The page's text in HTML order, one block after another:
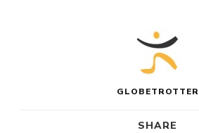
GLOBETROTTER
SHARE